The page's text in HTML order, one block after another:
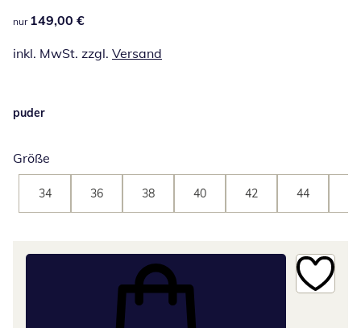
149,00 €
nur 149,00 €
inkl. MwSt. zzgl. Versand
puder
Größe
34 36 38 40 42 44